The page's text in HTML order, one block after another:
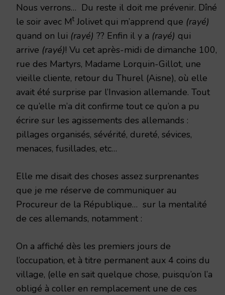
Nous verrons… Du reste il doit me prévenir. Dîné
le soir avec Mt Jolivet qui m’apprend que (rayé)
quand on lui (rayé) ?? Enfin il y a (rayé) qui
arrive (rayé)! Vu cet après-midi de dimanche 100,
rue des Martyrs, Madame Lorquin-Gillot, une
vieille cliente, retour du Thurel (Aisne), où elle
avait été surprise par l’Invasion allemande. Tout
ce qu’elle m’a dit confirme tout ce qu’on a pu
écrire sur les agissements des allemands :
pillages organisés, sévérité, dureté, sévices,
menaces, fusillades, etc…
Elle me disait des choses assez surprenantes
que je me réserve de communiquer au
Procureur de la République… sur la mentalité
de ces allemands, notamment :
On a affiché dès les premiers jours de
l’occupation, et à titre permanent aux 4 coins du
village, (elle en sait quelque chose, puisqu’on l’a
obligé à coller en remplacement une de ces